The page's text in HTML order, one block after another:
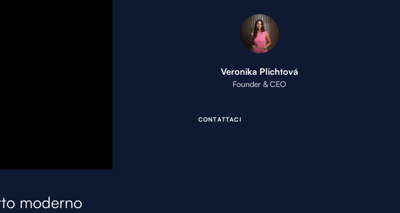
moderno
Veronika Plichtová
Founder & CEO
CONTATTAC I